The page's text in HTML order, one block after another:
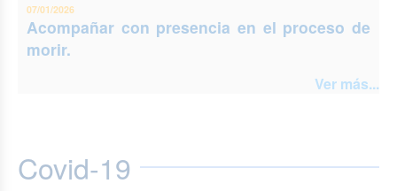
07/01/2026
Acompañar con presencia en el proceso de
morir.
Ver más...
Covid-19